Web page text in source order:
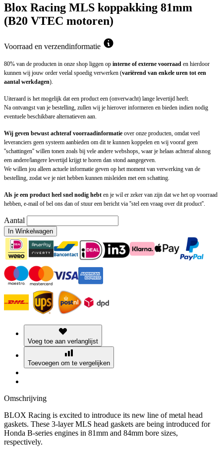
Blox Racing MLS koppakking 81mm
(B20 VTEC motoren)
Voorraad en verzendinformatie
80% van de producten in onze shop liggen op interne of externe voorraad en hierdoor
kunnen wij jouw order veelal spoedig verwerken (variërend van enkele uren tot een
aantal werkdagen).
Uiteraard is het mogelijk dat een product een (onverwacht) lange levertijd heeft.
Na ontvangst van je bestelling, zullen wij je hierover informeren en bieden indien nodig
eventuele beschikbare alternatieven aan.
Wij geven bewust achteraf voorraadinformatie over onze producten, omdat veel
leveranciers geen systeem aanbieden om dit te kunnen koppelen en wij vooraf geen
''schattingen'' willen tonen zoals bij vele andere webshops, waar je helaas achteraf alsnog
een andere/langere levertijd krijgt te horen dan stond aangegeven.
We willen jou alleen actuele informatie geven op het moment van verwerking van de
bestelling, zodat we je niet hebben kunnen misleiden met een schatting.
Als je een product heel snel nodig hebt en je wil er zeker van zijn dat we het op voorraad
hebben, e-mail of bel ons dan of stuur een bericht via ''stel een vraag over dit product''.
Aantal
In Winkelwagen
Voeg toe aan verlanglijst
Toevoegen om te vergelijken
Omschrijving
BLOX Racing is excited to introduce its new line of metal head
gaskets. These 3-layer MLS head gaskets are being introduced for
Honda B-series engines in 81mm and 84mm bore sizes,
respectively.